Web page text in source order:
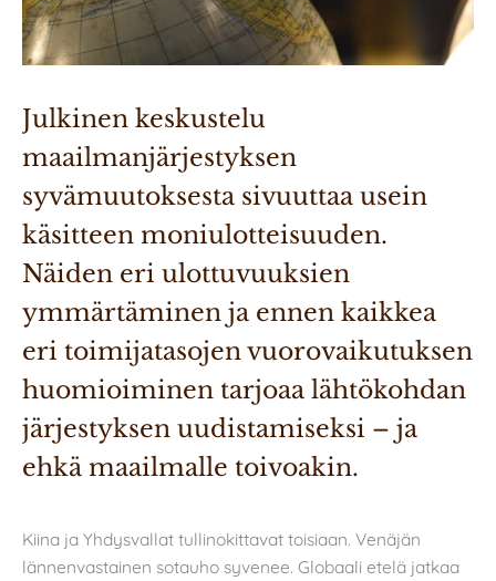
Julkinen keskustelu
maailmanjärjestyksen
syvämuutoksesta sivuuttaa usein
käsitteen moniulotteisuuden.
Näiden eri ulottuvuuksien
ymmärtäminen ja ennen kaikkea
eri toimijatasojen vuorovaikutuksen
huomioiminen tarjoaa lähtökohdan
järjestyksen uudistamiseksi – ja
ehkä maailmalle toivoakin.
Kiina ja Yhdysvallat tullinokittavat toisiaan. Venäjän
lännenvastainen sotauho syvenee. Globaali etelä jatkaa